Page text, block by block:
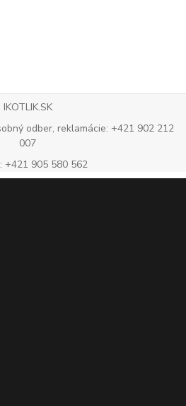
IKOTLIK.SK
odber, reklamácie: +421 902 212
007
+421 905 580 562